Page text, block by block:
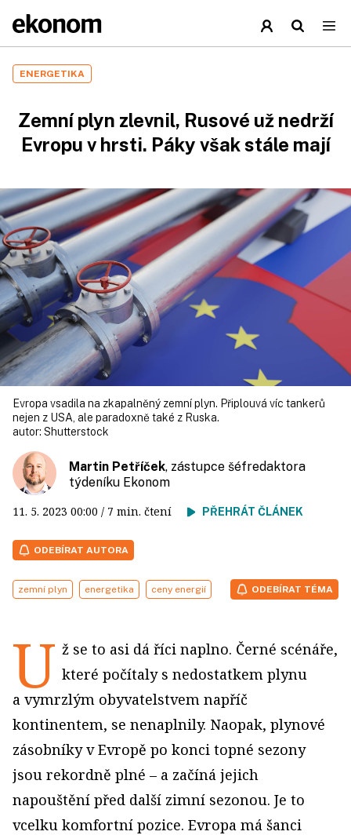
ENERGETIKA
Zemní plyn zlevnil, Rusové už nedr­ží
Evropu v hrsti. Páky však stále mají
Evropa vsadila na zkapalněný zemní plyn. Připlouvá víc tankerů
nejen z USA, ale paradoxně také z Ruska.
autor: Shutterstock
Martin Petříček, zástupce šéfredaktora
týdeníku Ekonom
11. 5. 2023 00:00 / 7 min. čtení PŘEHRÁT ČLÁNEK
ODEBÍRAT AUTORA
zemní plyn energetika ceny energií ODEBÍRAT TÉMA
U ž se to asi dá říci naplno. Černé scénáře,
které počítaly s nedostatkem plynu
a vymrzlým obyvatelstvem napříč
kontinentem, se nenaplnily. Naopak, plynové
zásobníky v Evropě po konci topné sezony
jsou rekordně plné – a začíná jejich
napouštění před další zimní sezonou. Je to
vcelku komfortní pozice. Evropa má šanci